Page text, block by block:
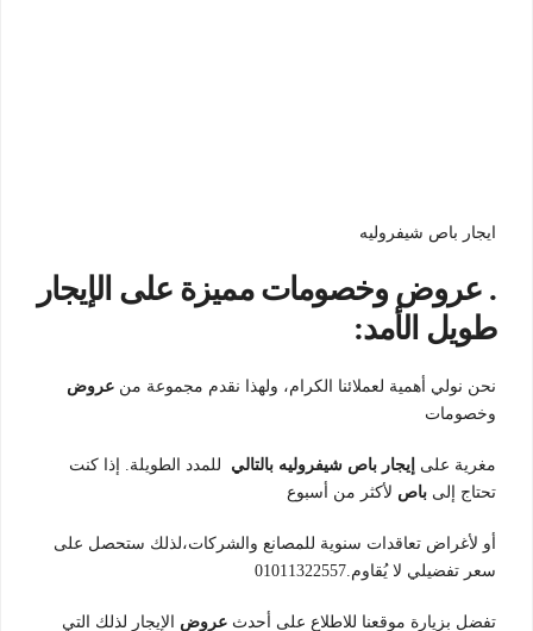
ايجار باص شيفروليه
. عروض وخصومات مميزة على الإيجار
طويل الأمد:
نحن نولي أهمية لعملائنا الكرام، ولهذا نقدم مجموعة من عروض
وخصومات
مغرية على إيجار باص شيفروليه بالتالي
للمدد الطويلة. إذا كنت
تحتاج إلى باص لأكثر من أسبوع
أو لأغراض تعاقدات سنوية للمصانع والشركات،لذلك ستحصل على
سعر تفضيلي لا يُقاوم.01011322557
تفضل بزيارة موقعنا للاطلاع على أحدث عروض الإيجار لذلك التي